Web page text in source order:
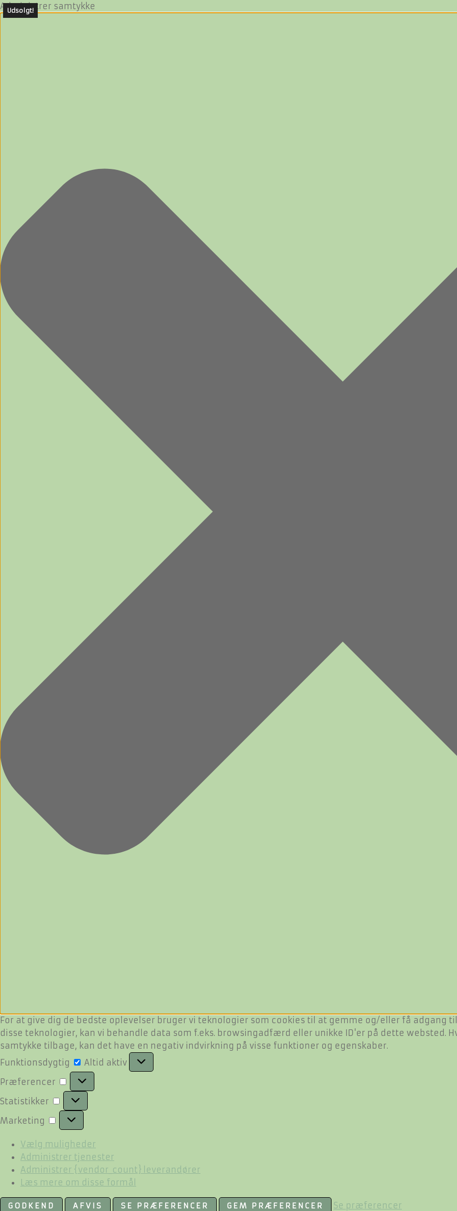
Administrer samtykke
For at give dig de bedste oplevelser bruger vi teknologier som cookies til at gemme og/eller få adgang
disse teknologier, kan vi behandle data som f.eks. browsingadfærd eller unikke ID'er på dette websted.
samtykke tilbage, kan det have en negativ indvirkning på visse funktioner og egenskaber.
Funktionsdygtig
Funktionsdygtig
Altid aktiv
Præferencer
Præferencer
Statistikker Statistikker
Marketing Marketing
Vælg muligheder
Administrer tjenester
Administrer {vendor_count} leverandører
Læs mere om disse formål
GODKEND AFVIS SE PRÆFERENCER GEM PRÆFERENCER Se præferencer
Udsolgt!